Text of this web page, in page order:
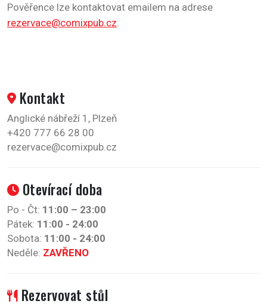
Pověřence lze kontaktovat emailem na adrese
rezervace@comixpub.cz
Kontakt
Anglické nábřeží 1, Plzeň
+420 777 66 28 00
rezervace@comixpub.cz
Otevírací doba
Po - Čt: 11:00 – 23:00
Pátek: 11:00 - 24:00
Sobota: 11:00 - 24:00
Neděle: ZAVŘENO
Rezervovat stůl